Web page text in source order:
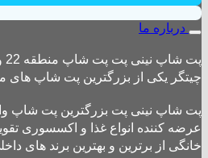
درباره ما
چیتگر یکی از بزرگترین پت شاپ های منطقه
پت شاپ نینی پت بزرگترین پت شاپ
عرضه کننده انواع غذا و اکسسوری
خانگی از برترین و بهترین برند های